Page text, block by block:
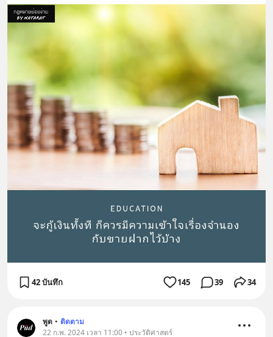
42 บันทึก 145 39 34
พูด • ติดตาม
22 ก.พ. 2024 เวลา 11:00 • ประวัติศาสตร์